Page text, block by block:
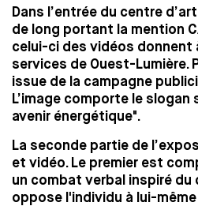
Dans l’entrée du centre
de long portant la mention
celui-ci des vidéos donnent
services de Ouest-Lumière.
issue de la campagne
L’image comporte le
avenir énergétique".
La seconde partie de
et vidéo. Le premier est
un combat verbal inspiré
oppose l'individu à lui-